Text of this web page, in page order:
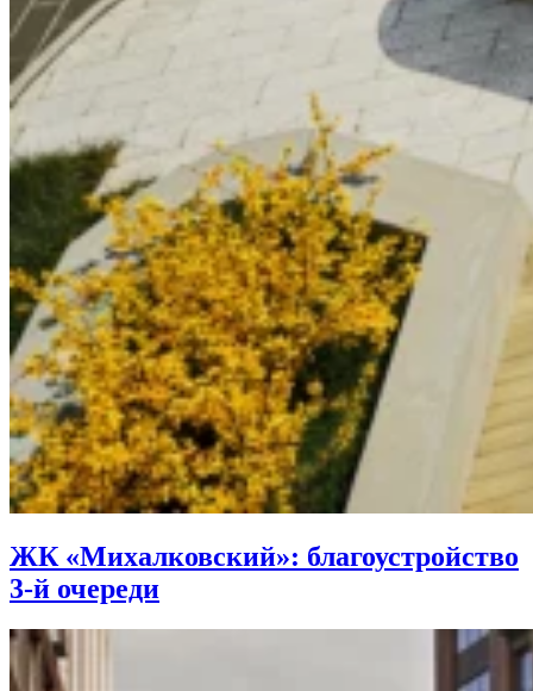
ЖК «Михалковский»: благоустройство
3-й очереди